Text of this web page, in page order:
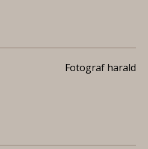
Fotograf harald